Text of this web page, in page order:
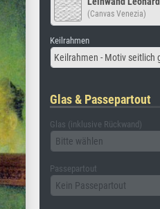
(Canvas Venezia)
Keilrahmen
Keilrahmen - Motiv seitlich
Glas & Passepartout
Glas (inklusive Rückwand)
Bitte wählen
Passepartout
Kein Passepartout